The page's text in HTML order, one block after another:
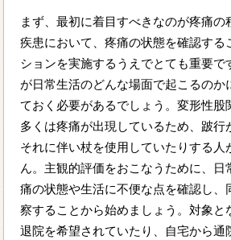
まず、最初に着目すべきなのが疼痛の
疾患において、疼痛の状態を確認する
ションを実施するうえでとても重要で
が日常生活のどんな場面で起こるのか
ておく必要があるでしょう。変形性股
多くは疼痛が出現しているため、跛行
それに伴い杖を使用していたりする人
ん。主観的評価をおこなうために、日
痛の状態や生活に不便な点を確認し、
察することから始めましょう。対象と
退院を希望されていたり、自宅から通